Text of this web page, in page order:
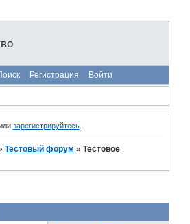
Регистрация Войти
зарегистрируйтесь.
Тестовый форум »Тестовое